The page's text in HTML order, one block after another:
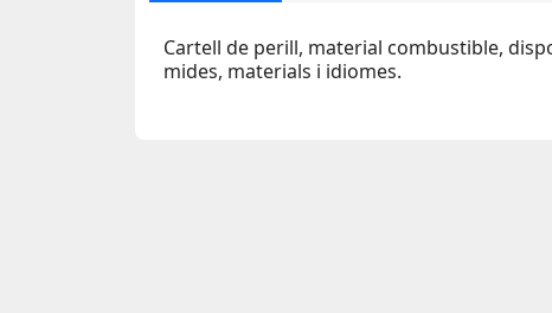
Cartell de perill, material combustible,
mides, materials i idiomes.